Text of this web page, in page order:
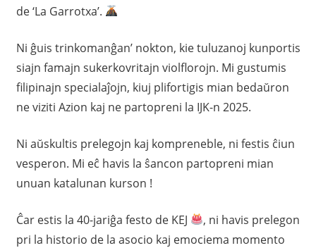
de ‘La Garrotxa’.
Ni ĝuis trinkomanĝan’ nokton, kie tuluzanoj kunportis
siajn famajn sukerkovritajn violflorojn. Mi gustumis
filipinajn specialaĵojn, kiuj plifortigis mian bedaŭron
ne viziti Azion kaj ne partopreni la IJK-n 2025.
Ni aŭskultis prelegojn kaj kompreneble, ni festis ĉiun
vesperon. Mi eĉ havis la ŝancon partopreni mian
unuan katalunan kurson !
Ĉar estis la 40-jariĝa festo de KEJ
​, ni havis prelegon
pri la historio de la asocio kaj emociema momento